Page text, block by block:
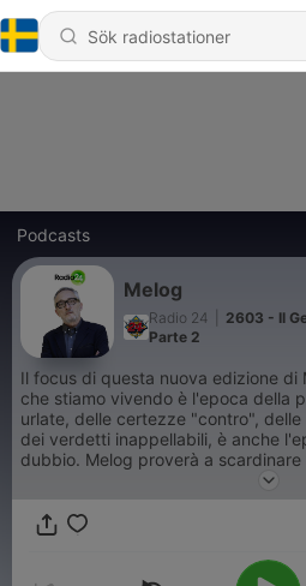
Podcasts
Melog
Radio 24
2603 - Il
Parte 2
Il focus di questa nuova edizione di
che stiamo vivendo è l'epoca della
urlate, delle certezze "contro",
dei verdetti inappellabili, è anche
dubbio. Melog proverà a
ferrei del "flusso" social-mediatico